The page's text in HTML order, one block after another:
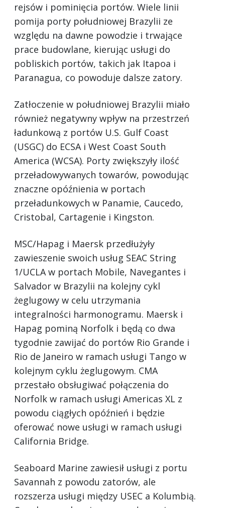
rejsów i pominięcia portów. Wiele linii
pomija porty południowej Brazylii ze
względu na dawne powodzie i trwające
prace budowlane, kierując usługi do
pobliskich portów, takich jak Itapoa i
Paranagua, co powoduje dalsze zatory.
Zatłoczenie w południowej Brazylii miało
również negatywny wpływ na przestrzeń
ładunkową z portów U.S. Gulf Coast
(USGC) do ECSA i West Coast South
America (WCSA). Porty zwiększyły ilość
przeładowywanych towarów, powodując
znaczne opóźnienia w portach
przeładunkowych w Panamie, Caucedo,
Cristobal, Cartagenie i Kingston.
MSC/Hapag i Maersk przedłużyły
zawieszenie swoich usług SEAC String
1/UCLA w portach Mobile, Navegantes i
Salvador w Brazylii na kolejny cykl
żeglugowy w celu utrzymania
integralności harmonogramu. Maersk i
Hapag pominą Norfolk i będą co dwa
tygodnie zawijać do portów Rio Grande i
Rio de Janeiro w ramach usługi Tango w
kolejnym cyklu żeglugowym. CMA
przestało obsługiwać połączenia do
Norfolk w ramach usługi Americas XL z
powodu ciągłych opóźnień i będzie
oferować nowe usługi w ramach usługi
California Bridge.
Seaboard Marine zawiesił usługi z portu
Savannah z powodu zatorów, ale
rozszerza usługi między USEC a Kolumbią.